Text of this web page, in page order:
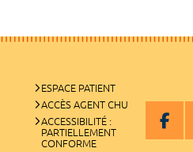
ESPACE PATIENT
ACCÈS AGENT CHU
ACCESSIBILITÉ :
PARTIELLEMENT
CONFORME